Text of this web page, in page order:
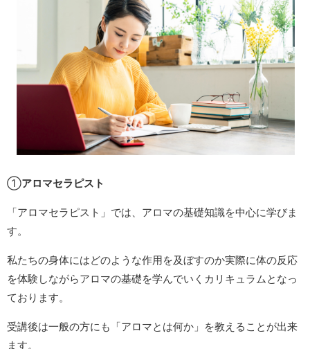
①アロマセラピスト
「アロマセラピスト」では、アロマの基礎知識を中心に学びま
す。
私たちの身体にはどのような作用を及ぼすのか実際に体の反応
を体験しながらアロマの基礎を学んでいくカリキュラムとなっ
ております。
受講後は一般の方にも「アロマとは何か」を教えることが出来
ます。